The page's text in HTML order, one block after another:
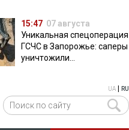
15:47 07 августа
Уникальная спецоперация
ГСЧС в Запорожье: саперы
уничтожили
UA RU